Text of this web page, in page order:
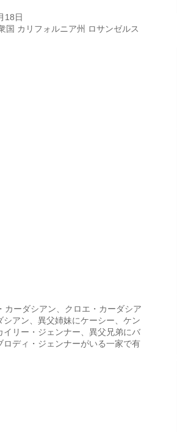
18日
国 カリフォルニア州 ロサンゼルス
カーダシアン、クロエ・カーダシア
シアン、異父姉妹にケーシー、ケン
イリー・ジェンナー、異父兄弟にバ
ロディ・ジェンナーがいる一家で有